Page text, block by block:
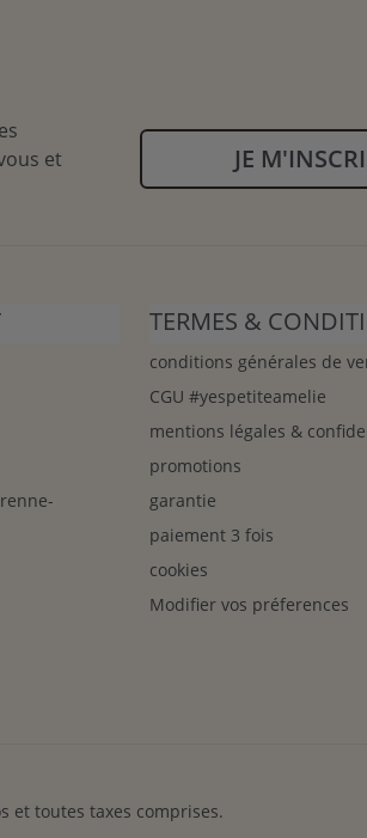
et
JE
TERMES &
conditions générales de
CGU #yespetiteamelie
mentions légales &
promotions
garantie
paiement 3 fois
cookies
Modifier vos préferences
et toutes taxes comprises.